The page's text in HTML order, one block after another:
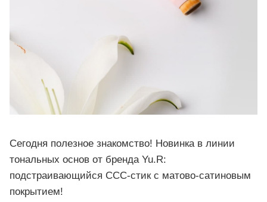
Сегодня полезное знакомство! Новинка в линии
тональных основ от бренда Yu.R:
подстраивающийся ССС-стик с матово-сатиновым
покрытием!